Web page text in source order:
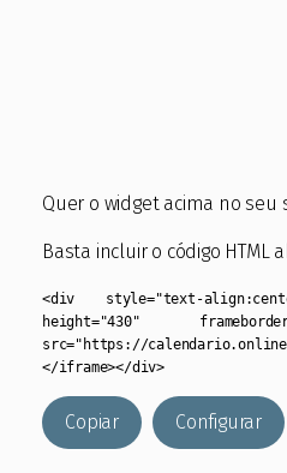
Quer o widget acima no seu
Basta incluir o código HTML
<div style="text-
height="430"
src="https://
</iframe></div>
Copiar Configurar